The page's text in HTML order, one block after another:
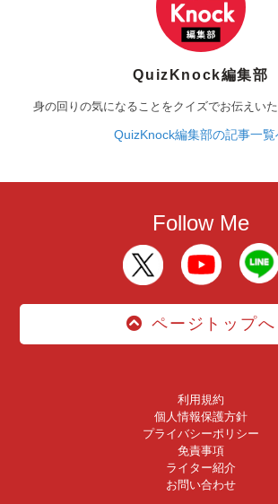
QuizKnock編集部
身の回りの気になることをクイズでお伝えいた
QuizKnock編集部の記事一覧
Follow Me
ページトップへ
利用規約
個人情報保護方針
プライバシーポリシー
免責事項
ライター紹介
お問い合わせ